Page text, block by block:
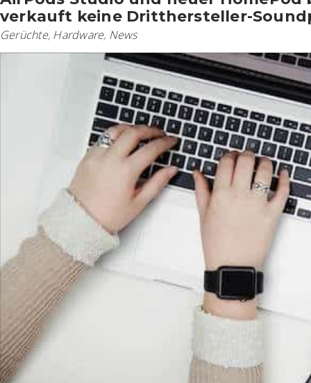
verkauft keine Dritthersteller-
Gerüchte, Hardware, News